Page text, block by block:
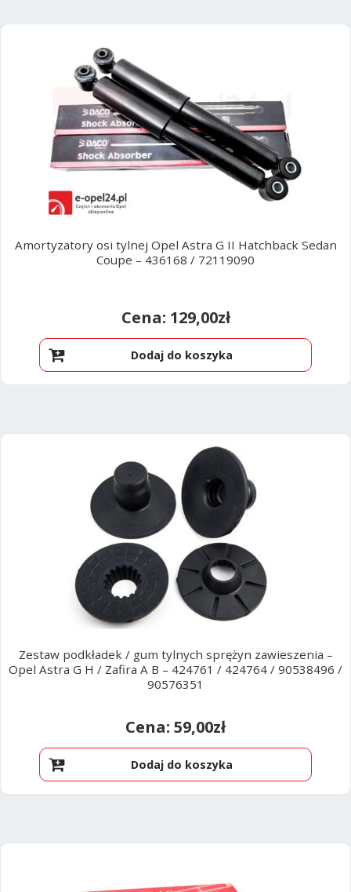
Amortyzatory osi tylnej Opel Astra G II Hatchback Sedan
Coupe – 436168 / 72119090
129,00zł
Dodaj do koszyka
Zestaw podkładek / gum tylnych sprężyn zawieszenia –
Opel Astra G H / Zafira A B – 424761 / 424764 / 90538496 /
90576351
59,00zł
Dodaj do koszyka